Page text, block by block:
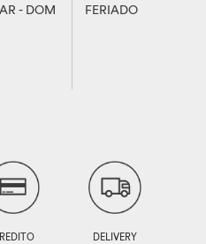
- DOM FERIADO
DELIVERY